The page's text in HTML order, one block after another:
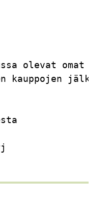
olevat omat
kauppojen